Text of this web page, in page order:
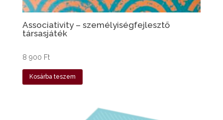
Associativity – személyiségfejlesztő
társasjáték
8 900 Ft
Kosárba teszem